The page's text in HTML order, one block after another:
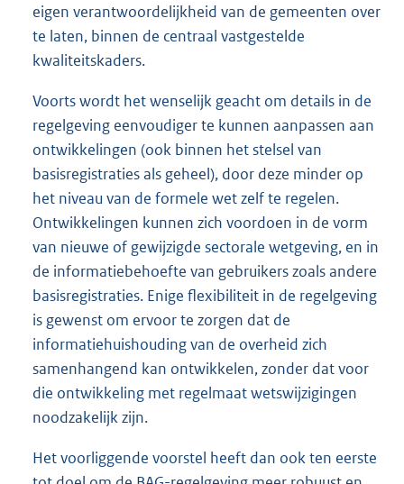
eigen verantwoordelijkheid van de gemeenten over
te laten, binnen de centraal vastgestelde
kwaliteitskaders.
Voorts wordt het wenselijk geacht om details in de
regelgeving eenvoudiger te kunnen aanpassen aan
ontwikkelingen (ook binnen het stelsel van
basisregistraties als geheel), door deze minder op
het niveau van de formele wet zelf te regelen.
Ontwikkelingen kunnen zich voordoen in de vorm
van nieuwe of gewijzigde sectorale wetgeving, en in
de informatiebehoefte van gebruikers zoals andere
basisregistraties. Enige flexibiliteit in de regelgeving
is gewenst om ervoor te zorgen dat de
informatiehuishouding van de overheid zich
samenhangend kan ontwikkelen, zonder dat voor
die ontwikkeling met regelmaat wetswijzigingen
noodzakelijk zijn.
Het voorliggende voorstel heeft dan ook ten eerste